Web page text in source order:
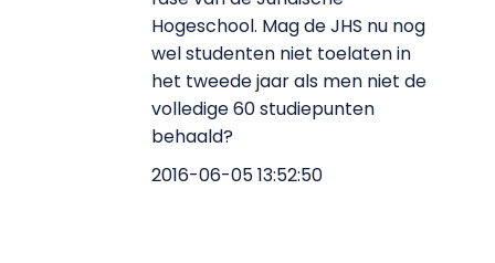
Hogeschool. Mag de JHS nu nog
wel studenten niet toelaten in
het tweede jaar als men niet de
volledige 60 studiepunten
behaald?
2016-06-05 13:52:50